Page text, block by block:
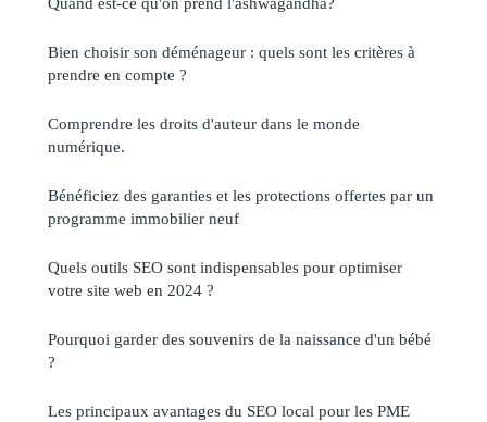
Bien choisir son déménageur : quels sont les critères à
prendre en compte ?
Comprendre les droits d'auteur dans le monde
numérique.
Bénéficiez des garanties et les protections offertes par un
programme immobilier neuf
Quels outils SEO sont indispensables pour optimiser
votre site web en 2024 ?
Pourquoi garder des souvenirs de la naissance d'un bébé
?
Les principaux avantages du SEO local pour les PME